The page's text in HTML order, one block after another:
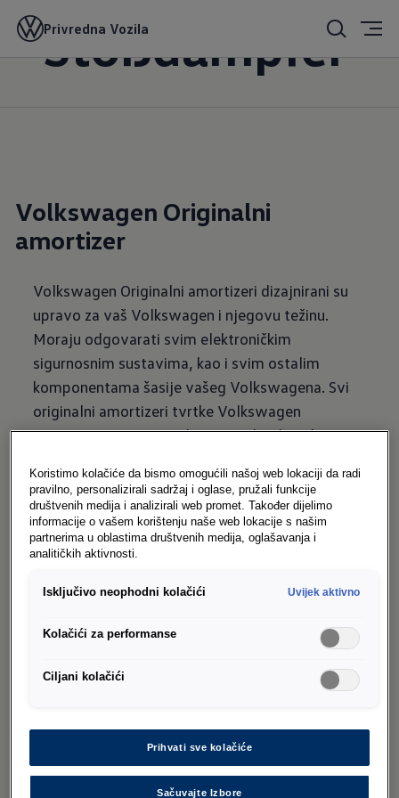
Privredna Vozila
Stoßdämpfer
Volkswagen Originalni
amortizer
Volkswagen Originalni amortizeri dizajnirani su
upravo za vaš Volkswagen i njegovu težinu.
Moraju odgovarati svim elektroničkim
sigurnosnim sustavima, kao i svim ostalim
komponentama šasije vašeg Volkswagena. Svi
originalni amortizeri tvrtke Volkswagen
ispunjavaju sve ove zahtjeve. Zahvaljujući
dijelova, jamče najvišu razinu sigurnosti i užitka u
vožnji.
Uvjerljive prednosti
sprječavaju prenaprezanje pojedinih
Također možete kompenzirati različita
opterećenja na šasiji, poput onih koja
Koristimo kolačiće da bismo omogućili našoj web lokaciji da radi
pravilno, personalizirali sadržaj i oglase, pružali funkcije
društvenih medija i analizirali web promet. Također dijelimo
informacije o vašem korištenju naše web lokacije s našim
partnerima u oblastima društvenih medija, oglašavanja i
analitičkih aktivnosti.
Isključivo neophodni kolačići Uvijek aktivno
Kolačići za performanse
Ciljani kolačići
Prihvati sve kolačiće
Sačuvajte Izbore